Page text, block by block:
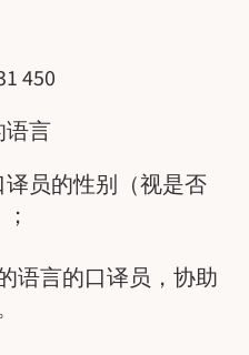
450
语言
员的性别（视是否
语言的口译员，协助